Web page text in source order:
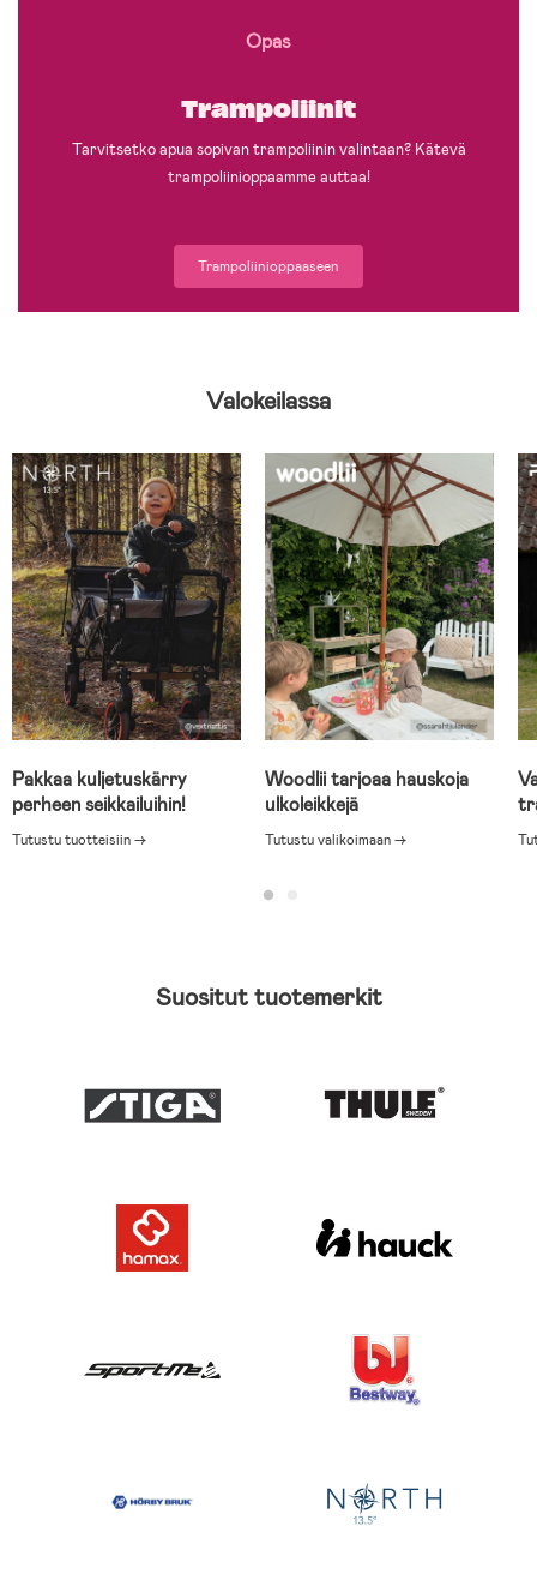
Opas
Trampoliinit
Tarvitsetko apua sopivan trampoliinin valintaan? Kätevä
trampoliinioppaamme auttaa!
Trampoliinioppaaseen
Valokeilassa
Pakkaa kuljetuskärry
perheen seikkailuihin!
Tutustu tuotteisiin →
Woodlii tarjoaa hauskoja
ulkoleikkejä
Tutustu valikoimaan →
Suositut tuotemerkit